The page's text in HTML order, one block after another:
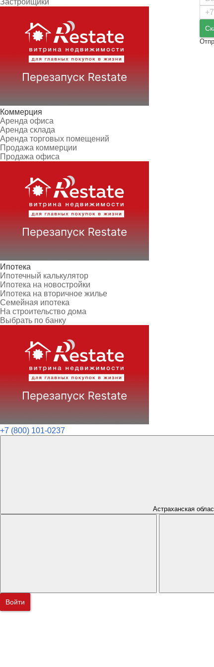
Застройщики
Коммерция
Аренда офиса
Аренда склада
Аренда торговых помещений
Продажа коммерции
Продажа офиса
Ипотека
Ипотечный калькулятор
Ипотека на новостройки
Ипотека на вторичное жилье
Семейная ипотека
На строительство дома
Выбрать по банку
+7 (800) 101-0237
Астраханская
Войти